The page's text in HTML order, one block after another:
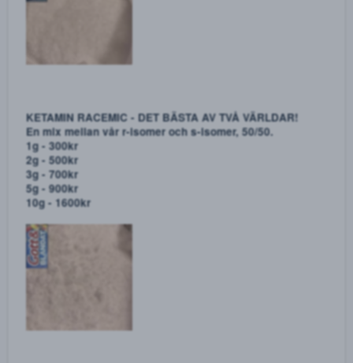
KETAMIN R-ISOMER NEEDLES
Ketamin r-isomer needles. Mer fysisk och mindre
psykadelisk karaktär än s-isomer även om den såklart
fortfarande är väldigt trippig.
1g - 300kr
2g - 500kr
3g - 700kr
5g - 900kr
10g - 1600kr